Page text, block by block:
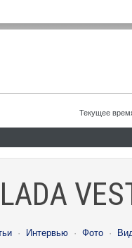
Текущее
· Интервью · Фото ·